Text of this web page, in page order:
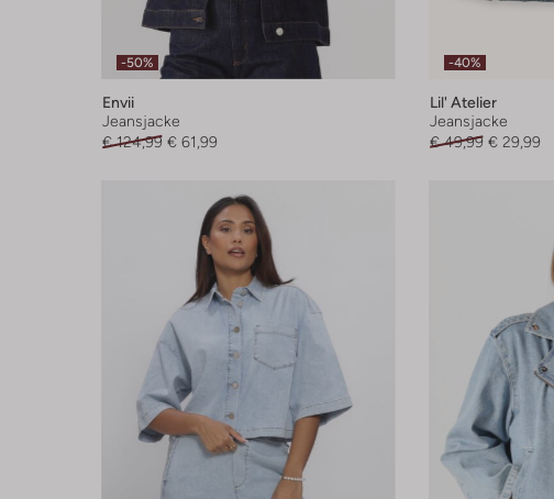
-50%
Envii
Jeansjacke
€ 124,99 € 61,99
-40%
Lil' Atelier
Jeansjacke
€ 49,99 € 29,99